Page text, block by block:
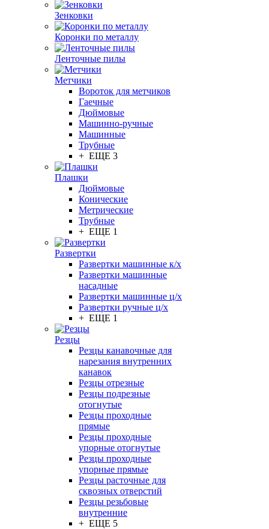
Зенковки
Коронки по металлу
Ленточные пилы
Метчики
Вороток для метчиков
Гаечные
Дюймовые
Машинно-ручные
Машинные
Трубные
+ ЕЩЕ 3
Плашки
Дюймовые
Конические
Метрические
Трубные
+ ЕЩЕ 1
Развертки
Развертки машинные к/х
Развертки машинные
насадные
Развертки машинные ц/х
Развертки ручные ц/х
+ ЕЩЕ 1
Резцы
Резцы канавочные для
нарезания внутренних
канавок
Резцы отрезные
Резцы подрезные
отогнутые
Резцы проходные
прямые
Резцы проходные
упорные отогнутые
Резцы проходные
упорные прямые
Резцы расточные для
сквозных отверстий
Резцы резьбовые
внутренние
+ ЕЩЕ 5